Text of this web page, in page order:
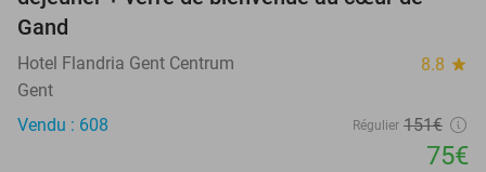
Gand
Hotel Flandria Gent Centrum 8.8 star
Gent
Vendu : 608
Régulier 151€
75€